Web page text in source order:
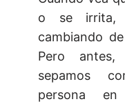
o se irrita,
cambiando
Pero
sepamos
persona